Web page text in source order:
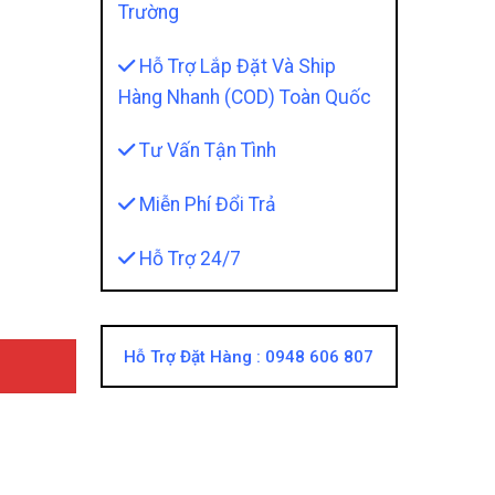
Mercedes Nguyên Cụm - Tăng Sáng Hiệu Quả,
Trường
Hỗ Trợ Lắp Đặt Và Ship
Hàng Nhanh (COD) Toàn Quốc
Tư Vấn Tận Tình
Miễn Phí Đổi Trả
Hỗ Trợ 24/7
Hỗ Trợ Đặt Hàng : 0948 606 807